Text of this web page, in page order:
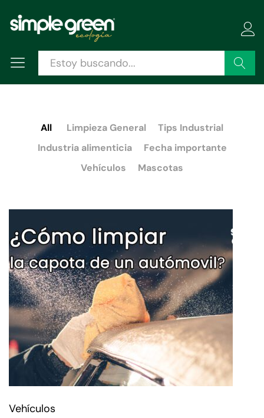
Buscar
All Limpieza General
Tips Industrial
Industria alimenticia
Fecha importante
Vehículos
Mascotas
Vehículos